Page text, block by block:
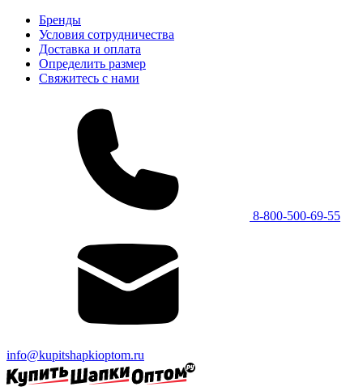
Бренды
Условия сотрудничества
Доставка и оплата
Определить размер
Свяжитесь с нами
8-800-500-69-55
info@kupitshapkioptom.ru